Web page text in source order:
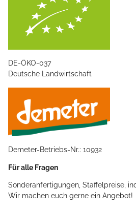
DE-ÖKO-037
Deutsche Landwirtschaft
Demeter-Betriebs-Nr.: 10932
Für alle Fragen
Sonderanfertigungen, Staffelpreise,
Wir machen euch gerne ein Angebot!